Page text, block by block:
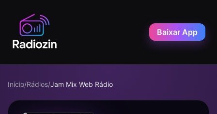
Baixar App
Início/Rádios/Jam Mix Web Rádio